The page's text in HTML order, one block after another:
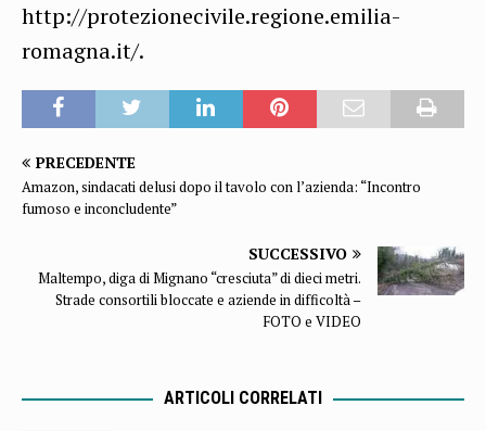
http://protezionecivile.regione.emilia-
romagna.it/.
PRECEDENTE
Amazon, sindacati delusi dopo il tavolo con l’azienda: “Incontro
fumoso e inconcludente”
SUCCESSIVO
Maltempo, diga di Mignano “cresciuta” di dieci metri.
Strade consortili bloccate e aziende in difficoltà –
FOTO e VIDEO
ARTICOLI CORRELATI